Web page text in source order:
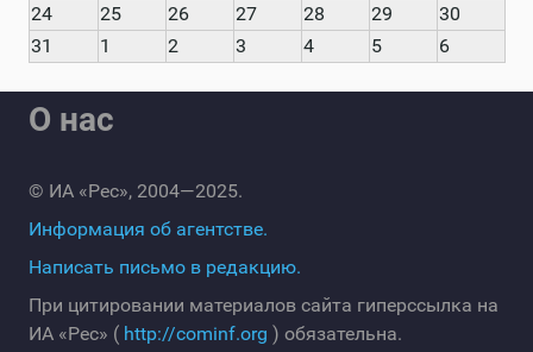
24
25 26 27 28 29
30
31
1 2 3 4 5 6
О нас
© ИА «Рес», 2004—2025.
Информация об агентстве.
Написать письмо в редакцию.
При цитировании материалов сайта гиперссылка на
ИА «Рес» ( http://cominf.org ) обязательна.